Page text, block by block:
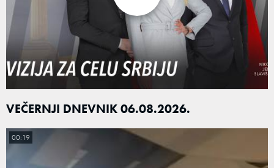
VEČERNJI DNEVNIK 06.08.2026.
00:19